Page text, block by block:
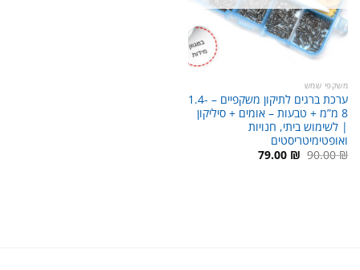
משקפי שמש
ערכת ברגים לתיקון משקפיים – 1.4-
8 מ”מ + טבעות – אומים + סיליקון
| לשימוש ביתי, חנויות
ואופטימיטריסטים
90.00₪ המחיר79.00 ₪ המחיר